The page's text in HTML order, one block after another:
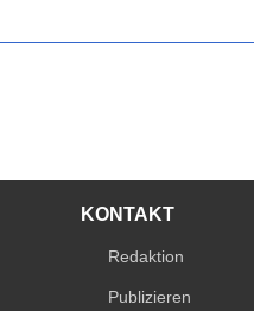
KONTAKT
Redaktion
Publizieren